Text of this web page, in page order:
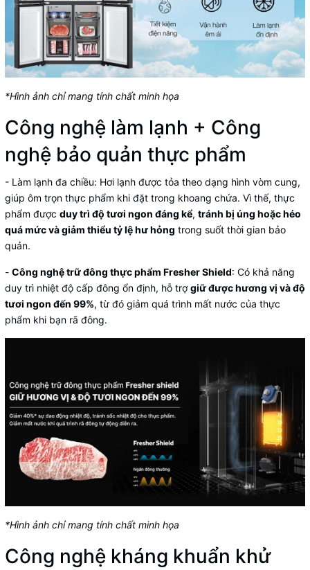
*Hình ảnh chỉ mang tính chất minh họa
Công nghệ làm lạnh + Công
nghệ bảo quản thực phẩm
- Làm lạnh đa chiều: Hơi lạnh được tỏa theo dạng hình vòm cung,
giúp ôm trọn thực phẩm khi đặt trong khoang chứa. Vì thế, thực
phẩm được duy trì độ tươi ngon đáng kể, tránh bị úng hoặc héo
quá mức và giảm thiểu tỷ lệ hư hỏng trong suốt thời gian bảo
quản.
- Công nghệ trữ đông thực phẩm Fresher Shield: Có khả năng
duy trì nhiệt độ cấp đông ổn định, hỗ trợgiữ được hương vị và độ
tươi ngon đến 99%, từ đó giảm quá trình mất nước của thực
phẩm khi bạn rã đông.
*Hình ảnh chỉ mang tính chất minh họa
Công nghệ kháng khuẩn khử